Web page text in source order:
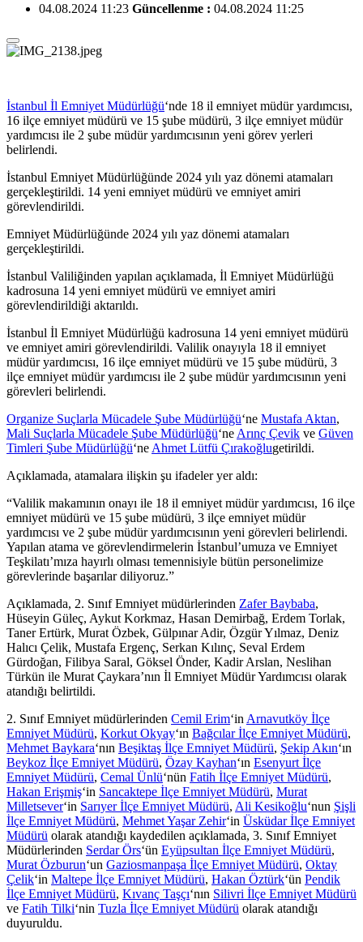
04.08.2024 11:23 Güncellenme : 04.08.2024 11:25
İstanbul İl Emniyet Müdürlüğü‘nde 18 il emniyet müdür yardımcısı,
16 ilçe emniyet müdürü ve 15 şube müdürü, 3 ilçe emniyet müdür
yardımcısı ile 2 şube müdür yardımcısının yeni görev yerleri
belirlendi.
İstanbul Emniyet Müdürlüğünde 2024 yılı yaz dönemi atamaları
gerçekleştirildi. 14 yeni emniyet müdürü ve emniyet amiri
görevlendirildi.
Emniyet Müdürlüğünde 2024 yılı yaz dönemi atamaları
gerçekleştirildi.
İstanbul Valiliğinden yapılan açıklamada, İl Emniyet Müdürlüğü
kadrosuna 14 yeni emniyet müdürü ve emniyet amiri
görevlendirildiği aktarıldı.
İstanbul İl Emniyet Müdürlüğü kadrosuna 14 yeni emniyet müdürü
ve emniyet amiri görevlendirildi. Valilik onayıyla 18 il emniyet
müdür yardımcısı, 16 ilçe emniyet müdürü ve 15 şube müdürü, 3
ilçe emniyet müdür yardımcısı ile 2 şube müdür yardımcısının yeni
görevleri belirlendi.
Organize Suçlarla Mücadele Şube Müdürlüğü‘ne Mustafa Aktan,
Mali Suçlarla Mücadele Şube Müdürlüğü‘ne Arınç Çevik ve Güven
Timleri Şube Müdürlüğü‘ne Ahmet Lütfü Çırakoğlugetirildi.
Açıklamada, atamalara ilişkin şu ifadeler yer aldı:
“Valilik makamının onayı ile 18 il emniyet müdür yardımcısı, 16 ilçe
emniyet müdürü ve 15 şube müdürü, 3 ilçe emniyet müdür
yardımcısı ve 2 şube müdür yardımcısının yeni görevleri belirlendi.
Yapılan atama ve görevlendirmelerin İstanbul’umuza ve Emniyet
Teşkilatı’mıza hayırlı olması temennisiyle bütün personelimize
görevlerinde başarılar diliyoruz.”
Açıklamada, 2. Sınıf Emniyet müdürlerinden Zafer Baybaba,
Hüseyin Güleç, Aykut Korkmaz, Hasan Demirbağ, Erdem Torlak,
Taner Ertürk, Murat Özbek, Gülpınar Adir, Özgür Yılmaz, Deniz
Halıcı Çelik, Mustafa Ergenç, Serkan Kılınç, Seval Erdem
Gürdoğan, Filibya Saral, Göksel Önder, Kadir Arslan, Neslihan
Türkün ile Murat Çaykara’nın İl Emniyet Müdür Yardımcısı olarak
atandığı belirtildi.
2. Sınıf Emniyet müdürlerinden Cemil Erim‘in Arnavutköy İlçe
Emniyet Müdürü, Korkut Okyay‘ın Bağcılar İlçe Emniyet Müdürü,
Mehmet Baykara‘nın Beşiktaş İlçe Emniyet Müdürü, Şekip Akın‘ın
Beykoz İlçe Emniyet Müdürü, Özay Kayhan‘ın Esenyurt İlçe
Emniyet Müdürü, Cemal Ünlü‘nün Fatih İlçe Emniyet Müdürü,
Hakan Erişmiş‘in Sancaktepe İlçe Emniyet Müdürü, Murat
Milletsever‘in Sarıyer İlçe Emniyet Müdürü, Ali Kesikoğlu‘nun Şişli
İlçe Emniyet Müdürü, Mehmet Yaşar Zehir‘in Üsküdar İlçe Emniyet
Müdürü olarak atandığı kaydedilen açıklamada, 3. Sınıf Emniyet
Müdürlerinden Serdar Örs‘ün Eyüpsultan İlçe Emniyet Müdürü,
Murat Özburun‘un Gaziosmanpaşa İlçe Emniyet Müdürü, Oktay
Çelik‘in Maltepe İlçe Emniyet Müdürü, Hakan Öztürk‘ün Pendik
İlçe Emniyet Müdürü, Kıvanç Taşçı‘nın Silivri İlçe Emniyet Müdürü
ve Fatih Tilki‘nin Tuzla İlçe Emniyet Müdürü olarak atandığı
duyuruldu.